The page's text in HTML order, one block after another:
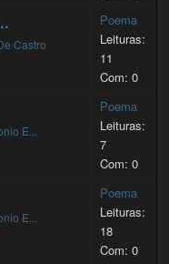
Castro
Poema
Leituras:
11
Com: 0
E...
Poema
Leituras:
7
Com: 0
E...
Poema
Leituras:
18
Com: 0